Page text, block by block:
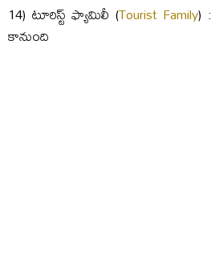
14) టూరిస్ట్ ఫ్యామిలీ (Tourist Family)
కానుంది